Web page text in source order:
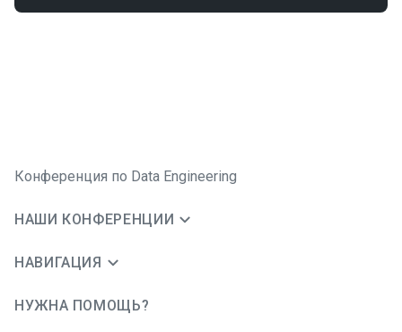
Конференция по Data Engineering
НАШИ КОНФЕРЕНЦИИ
НАВИГАЦИЯ
НУЖНА ПОМОЩЬ?